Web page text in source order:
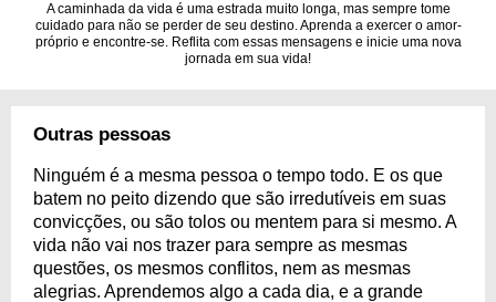
A caminhada da vida é uma estrada muito longa, mas sempre tome
cuidado para não se perder de seu destino. Aprenda a exercer o amor-
próprio e encontre-se. Reflita com essas mensagens e inicie uma nova
jornada em sua vida!
Outras pessoas
Ninguém é a mesma pessoa o tempo todo. E os que
batem no peito dizendo que são irredutíveis em suas
convicções, ou são tolos ou mentem para si mesmo. A
vida não vai nos trazer para sempre as mesmas
questões, os mesmos conflitos, nem as mesmas
alegrias. Aprendemos algo a cada dia, e a grande